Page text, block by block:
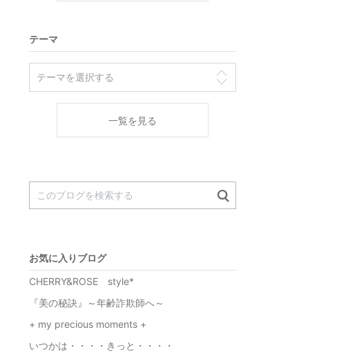
テーマ
一覧を見る
お気に入りブログ
CHERRY&ROSE style*
『美の秘訣』～年齢詐欺師へ～
+ my precious moments +
いつかは・・・・きっと・・・・